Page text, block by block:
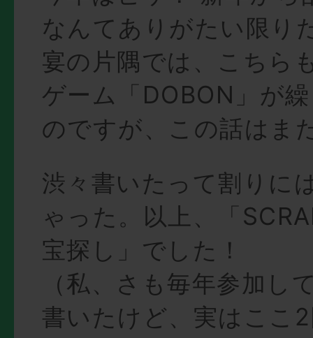
なんてありがたい限り
宴の片隅では、こちら
ゲーム「DOBON」が
のですが、この話はま
渋々書いたって割りに
ゃった。以上、「
宝探し」でした！
（私、さも毎年参加し
書いたけど、実はここ